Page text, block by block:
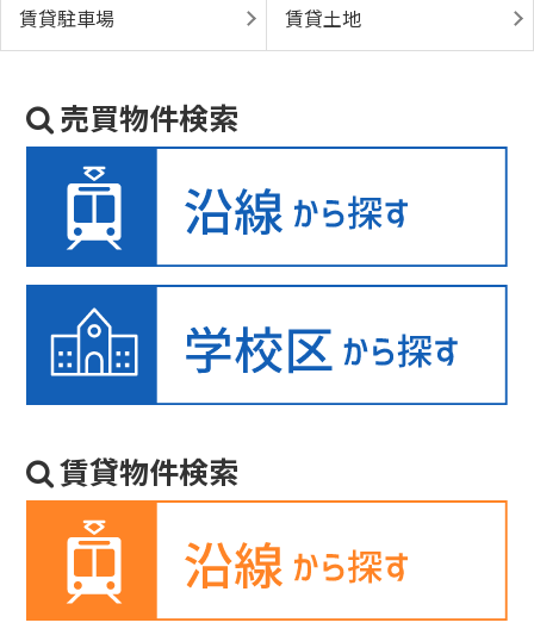
賃貸駐車場 賃貸土地
売買物件検索
賃貸物件検索